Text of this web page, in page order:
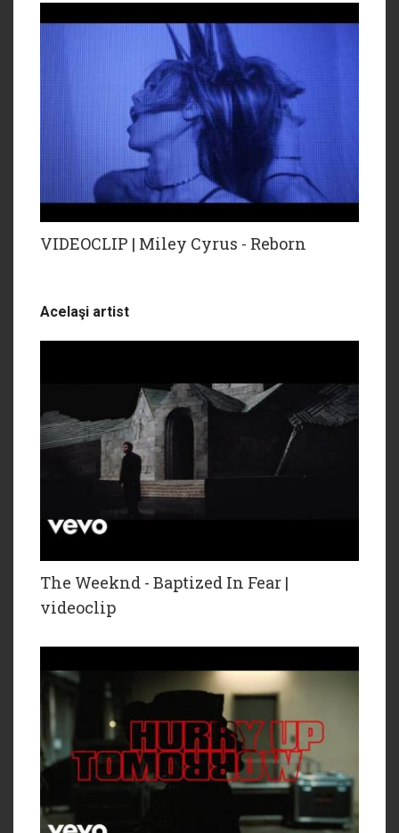
VIDEOCLIP | Miley Cyrus - Reborn
Acelaşi artist
The Weeknd - Baptized In Fear |
videoclip